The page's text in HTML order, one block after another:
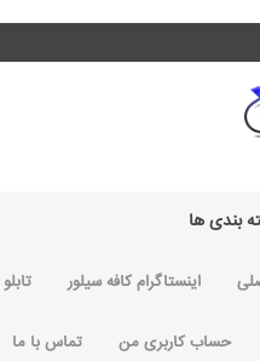
بندی ها
اینستاگرام کافه سیلور
حساب کاربری من تماس با ما